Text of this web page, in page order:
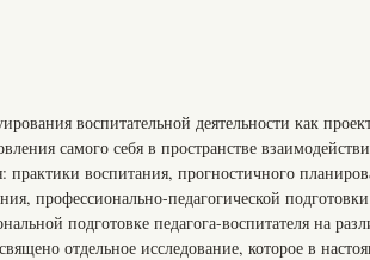
воспитательной деятельности как
самого себя в пространстве
практики воспитания, прогностичного
профессионально-педагогической
подготовке педагога-воспитателя на
отдельное исследование, которое в